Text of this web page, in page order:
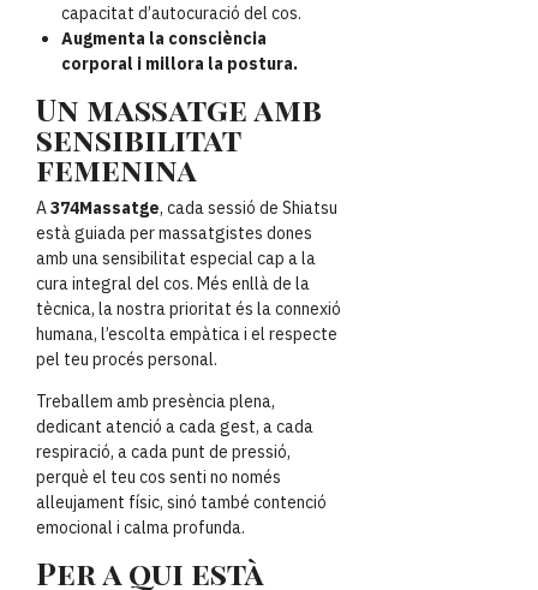
capacitat d’autocuració del cos.
Augmenta la consciència
corporal i millora la postura.
Un massatge amb
sensibilitat
femenina
A374Massatge, cada sessió de Shiatsu
està guiada per massatgistes dones
amb una sensibilitat especial cap a la
cura integral del cos. Més enllà de la
tècnica, la nostra prioritat és la connexió
humana, l’escolta empàtica i el respecte
pel teu procés personal.
Treballem amb presència plena,
dedicant atenció a cada gest, a cada
respiració, a cada punt de pressió,
perquè el teu cos senti no només
alleujament físic, sinó també contenció
emocional i calma profunda.
Per a qui està